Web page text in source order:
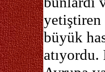
yetiştiren
büyük